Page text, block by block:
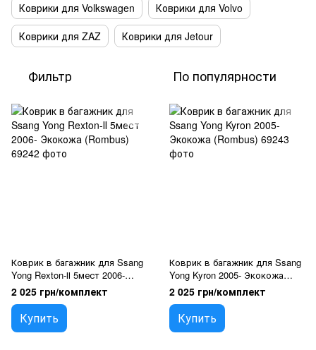
Коврики для Volkswagen
Коврики для Volvo
Коврики для ZAZ
Коврики для Jetour
Фильтр По популярности
Коврик в багажник для Ssang
Yong Rexton-ІІ 5мест 2006-
Экокожа (Rombus)
2 025 грн/комплект
Купить
Коврик в багажник для Ssang
Yong Kyron 2005- Экокожа
(Rombus)
2 025 грн/комплект
Купить